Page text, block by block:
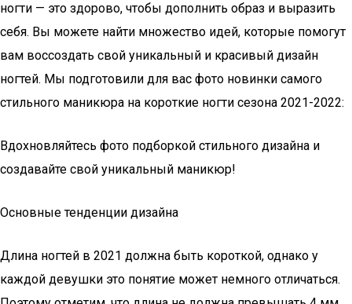
ногти — это здорово, чтобы дополнить образ и выразить
себя. Вы можете найти множество идей, которые помогут
вам воссоздать свой уникальный и красивый дизайн
ногтей. Мы подготовили для вас фото новинки самого
стильного маникюра на короткие ногти сезона 2021-2022:
Вдохновляйтесь фото подборкой стильного дизайна и
создавайте свой уникальный маникюр!
Основные тенденции дизайна
Длина ногтей в 2021 должна быть короткой, однако у
каждой девушки это понятие может немного отличаться.